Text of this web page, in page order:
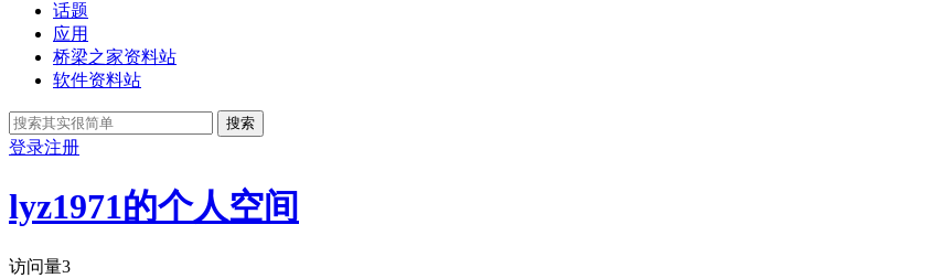
话题
应用
桥梁之家资料站
软件资料站
搜索
登录注册
lyz1971的个人空间
访问量3